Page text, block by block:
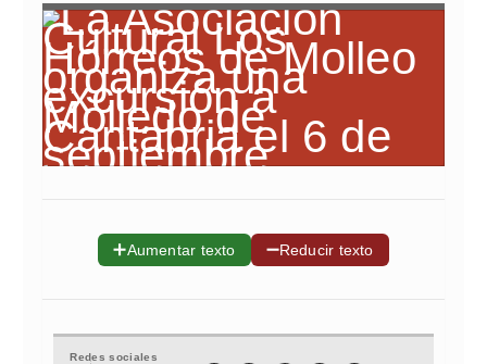
➕Aumentar texto ➖Reducir texto
Redes sociales